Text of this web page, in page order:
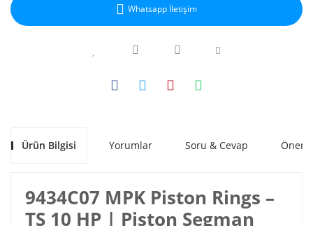
Whatsapp İletişim
Ürün Bilgisi Yorumlar Soru & Cevap
9434C07 MPK Piston Rings –
TS 10 HP | Piston Segman